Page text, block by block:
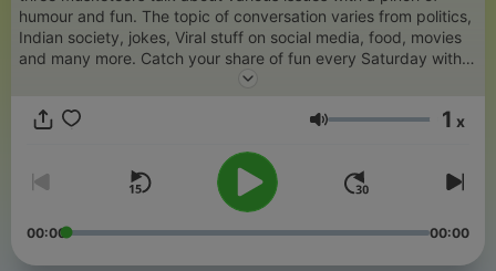
humour and fun. The topic of conversation varies from politics,
Indian society, jokes, Viral stuff on social media, food, movies
and many more. Catch your share of fun every Saturday with
Kamlesh Kishore Singh, Kuldeep Mishra & Asif Khan.
खान और कुलदीप मिश्र. ये तीनों लोग हफ़्ते की घटनाओं पर अतरंगी अंदाज़ में बातें करते
हैं, ठहाकों के साथ और अपने अपने biases के साथ. ये पॉडकास्ट सबके लिए नहीं है.
जो घर फूंके आपना, सो चले हमारे साथ. यानी वही लोग सुनें जिनका आहत होने का
पैरामीटर ज़रा ऊंचा हो. हर शनिवार, आज तक रेडियो पर. जय हो.
Volume 1 x
00:00 00:00